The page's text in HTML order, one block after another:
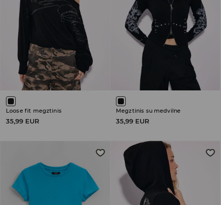
Loose fit megztinis
35,99 EUR
Megztinis su medvilne
35,99 EUR